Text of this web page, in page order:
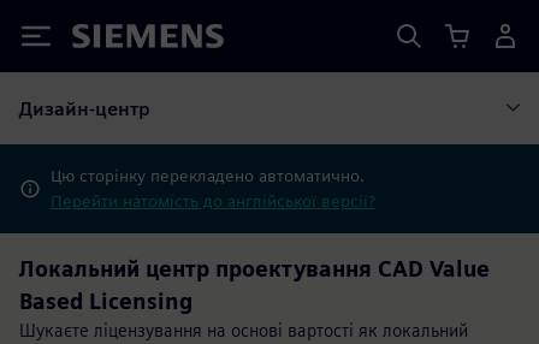
Siemens
Дизайн-центр
Цю сторінку перекладено автоматично.
Перейти натомість до англійської версії?
Локальний центр проектування CAD Value
Based Licensing
Шукаєте ліцензування на основі вартості як локальний